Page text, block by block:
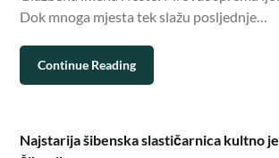
Dok mnoga mjesta tek slažu posljednje…
Continue Reading
Najstarija šibenska slastičarnica kultno